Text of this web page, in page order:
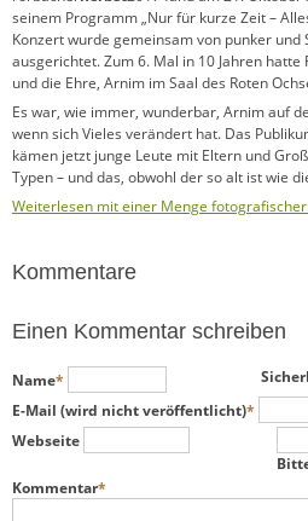
seinem Programm „Nur für kurze Zeit –
Konzert wurde gemeinsam von punker und
ausgerichtet. Zum 6. Mal in 10 Jahren hatte
und die Ehre, Arnim im Saal des Roten
Es war, wie immer, wunderbar, Arnim auf
wenn sich Vieles verändert hat. Das
kämen jetzt junge Leute mit Eltern und
Typen – und das, obwohl der so alt ist wie
Weiterlesen mit einer Menge
Kommentare
Einen Kommentar schreiben
Pflichtfeld
Name*
Pflichtfeld
E-Mail (wird nicht veröffentlicht)*
Webseite
Pflichtfeld
Kommentar*